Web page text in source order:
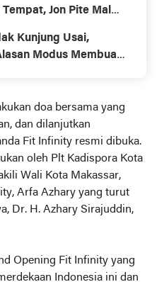
Jon Pite Malah
Kunjung Usai,
Modus Membuat
doa bersama yang
dan dilanjutkan
Fit Infinity resmi dibuka.
oleh Plt Kadispora Kota
Wali Kota Makassar,
Arfa Azhary yang turut
Dr. H. Azhary Sirajuddin,
Opening Fit Infinity yang
Indonesia ini dan